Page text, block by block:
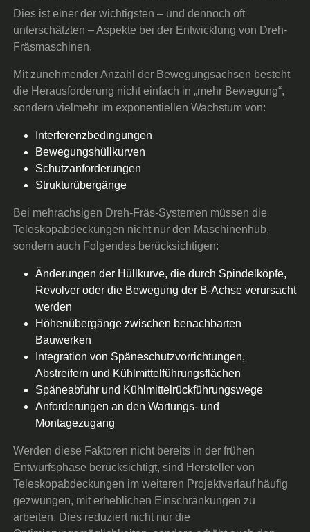
Dies ist einer der wichtigsten – und dennoch oft
unterschätzten – Aspekte bei der Entwicklung von Dreh-
Fräsmaschinen.
Mit zunehmender Anzahl der Bewegungsachsen besteht
die Herausforderung nicht einfach in „mehr Bewegung“,
sondern vielmehr im exponentiellen Wachstum von:
Interferenzbedingungen
Bewegungshüllkurven
Schutzanforderungen
Strukturübergänge
Bei mehrachsigen Dreh-Fräs-Systemen müssen die
Teleskopabdeckungen nicht nur den Maschinenhub,
sondern auch Folgendes berücksichtigen:
Änderungen der Hüllkurve, die durch Spindelköpfe,
Revolver oder die Bewegung der B-Achse verursacht
werden
Höhenübergänge zwischen benachbarten
Bauwerken
Integration von Späneschutzvorrichtungen,
Abstreifern und Kühlmittelführungsflächen
Späneabfuhr und Kühlmittelrückführungswege
Anforderungen an den Wartungs- und
Montagezugang
Werden diese Faktoren nicht bereits in der frühen
Entwurfsphase berücksichtigt, sind Hersteller von
Teleskopabdeckungen im weiteren Projektverlauf häufig
gezwungen, mit erheblichen Einschränkungen zu
arbeiten. Dies reduziert nicht nur die